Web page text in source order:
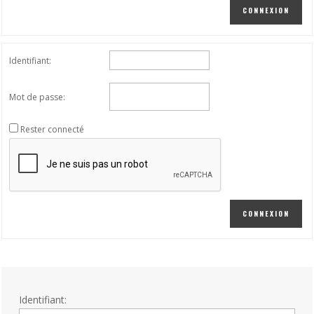
CONNEXION
Identifiant:
Mot de passe:
Rester connecté
CONNEXION
Identifiant: